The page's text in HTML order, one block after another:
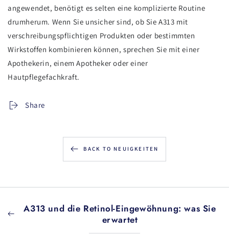
angewendet, benötigt es selten eine komplizierte Routine
drumherum. Wenn Sie unsicher sind, ob Sie A313 mit
verschreibungspflichtigen Produkten oder bestimmten
Wirkstoffen kombinieren können, sprechen Sie mit einer
Apothekerin, einem Apotheker oder einer
Hautpflegefachkraft.
Share
BACK TO NEUIGKEITEN
A313 und die Retinol-Eingewöhnung: was Sie
erwartet